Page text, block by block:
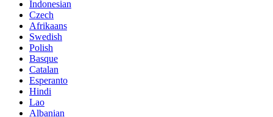
Indonesian
Czech
Afrikaans
Swedish
Polish
Basque
Catalan
Esperanto
Hindi
Lao
Albanian